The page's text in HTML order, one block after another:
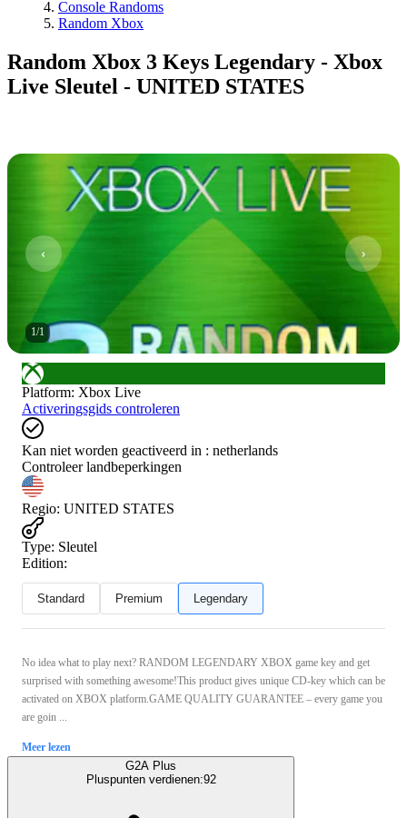
Console Randoms
Random Xbox
Random Xbox 3 Keys Legendary - Xbox
Live Sleutel - UNITED STATES
1/1
Platform: Xbox Live
Activeringsgids controleren
Kan niet worden geactiveerd in : netherlands
Controleer landbeperkingen
Regio: UNITED STATES
Type: Sleutel
Edition:
Standard Premium Legendary
No idea what to play next? RANDOM LEGENDARY XBOX game key and get
surprised with something awesome!This product gives unique CD-key which can be
activated on XBOX platform.GAME QUALITY GUARANTEE – every game you
are goin ...
Meer lezen
G2A Plus
Pluspunten verdienen:92